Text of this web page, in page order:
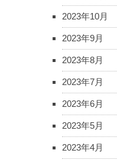
2023年10月
2023年9月
2023年8月
2023年7月
2023年6月
2023年5月
2023年4月